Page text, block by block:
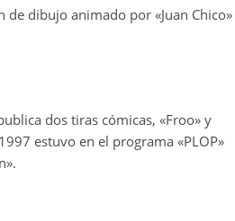
dibujo animado por «Juan Chico»
dos tiras cómicas, «Froo» y
estuvo en el programa «PLOP»